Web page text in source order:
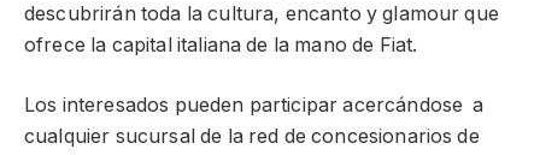
descubrirán toda la cultura, encanto y glamour que
ofrece la capital italiana de la mano de Fiat.
Los interesados pueden participar acercándose a
cualquier sucursal de la red de concesionarios de